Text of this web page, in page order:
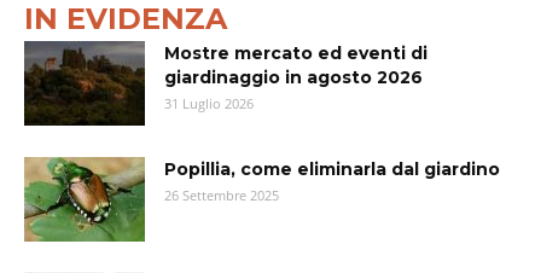
IN EVIDENZA
Mostre mercato ed eventi di
giardinaggio in agosto 2026
31 Luglio 2026
Popillia, come eliminarla dal giardino
26 Settembre 2025